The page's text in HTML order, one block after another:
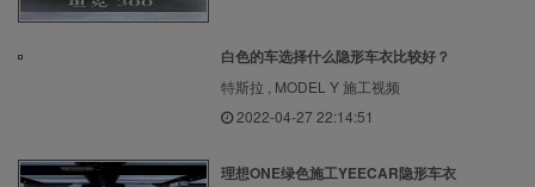
白色的车选择什么隐形车衣比较好？
特斯拉 , MODEL Y 施工视频
2022-04-27 22:14:51
理想ONE绿色施工YEECAR隐形车衣